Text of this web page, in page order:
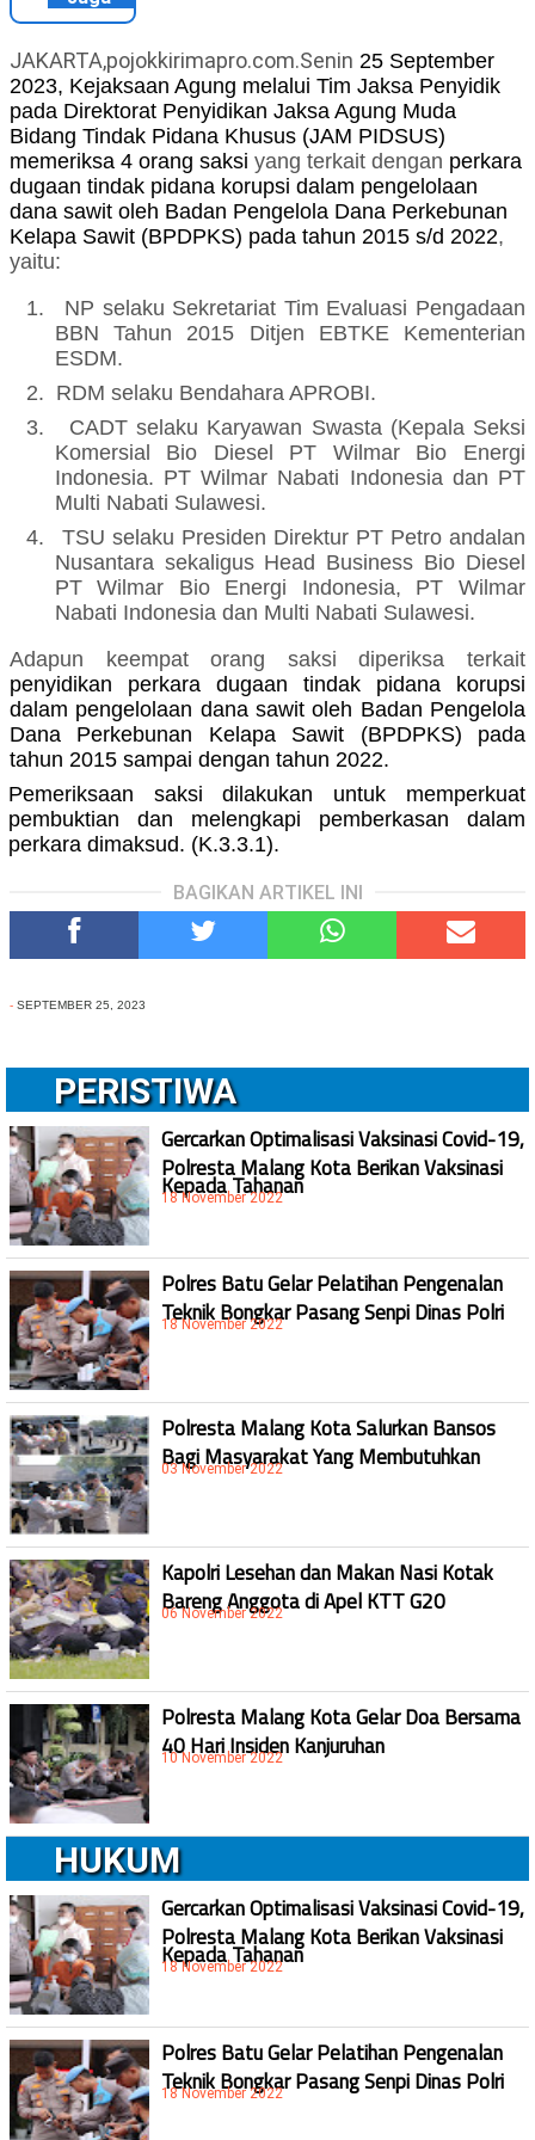
JAKARTA,pojokkirimapro.com.Senin 25 September
2023, Kejaksaan Agung melalui Tim Jaksa Penyidik
pada Direktorat Penyidikan Jaksa Agung Muda
Bidang Tindak Pidana Khusus (JAM PIDSUS)
memeriksa 4 orang saksi yang terkait dengan perkara
dugaan tindak pidana korupsi dalam pengelolaan
dana sawit oleh Badan Pengelola Dana Perkebunan
Kelapa Sawit (BPDPKS) pada tahun 2015 s/d 2022,
yaitu:
1.
NP selaku Sekretariat Tim Evaluasi Pengadaan
BBN Tahun 2015 Ditjen EBTKE Kementerian
ESDM.
2. RDM selaku Bendahara APROBI.
3.
CADTselaku Karyawan Swasta (Kepala Seksi
Komersial Bio Diesel PT Wilmar Bio Energi
Indonesia. PT Wilmar Nabati Indonesia dan PT
Multi Nabati Sulawesi.
4.
TSU selaku Presiden Direktur PT Petro andalan
Nusantara sekaligus Head Business Bio Diesel
PT Wilmar Bio Energi Indonesia, PT Wilmar
Nabati Indonesia dan Multi Nabati Sulawesi.
Adapun keempatorang saksi diperiksaterkait
penyidikan perkara dugaan tindak pidana korupsi
dalam pengelolaan dana sawit oleh Badan Pengelola
Dana Perkebunan Kelapa Sawit (BPDPKS) pada
tahun 2015 sampai dengan tahun 2022.
Pemeriksaan saksi dilakukan untuk memperkuat
pembuktian dan melengkapi pemberkasan dalam
perkara dimaksud. (K.3.3.1).
BAGIKAN ARTIKEL INI
- SEPTEMBER 25, 2023
PERISTIWA
Gercarkan Optimalisasi Vaksinasi Covid-19,
Polresta Malang Kota Berikan Vaksinasi
Kepada Tahanan
18 November 2022
Polres Batu Gelar Pelatihan Pengenalan
Teknik Bongkar Pasang Senpi Dinas Polri
18 November 2022
Polresta Malang Kota Salurkan Bansos
Bagi Masyarakat Yang Membutuhkan
03 November 2022
Kapolri Lesehan dan Makan Nasi Kotak
Bareng Anggota di Apel KTT G20
06 November 2022
Polresta Malang Kota Gelar Doa Bersama
40 Hari Insiden Kanjuruhan
10 November 2022
HUKUM
Gercarkan Optimalisasi Vaksinasi Covid-19,
Polresta Malang Kota Berikan Vaksinasi
Kepada Tahanan
18 November 2022
Polres Batu Gelar Pelatihan Pengenalan
Teknik Bongkar Pasang Senpi Dinas Polri
18 November 2022